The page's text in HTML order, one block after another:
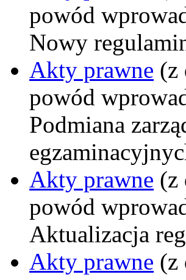
powód
Nowy
Akty prawne (z
powód
Podmiana
Akty prawne (z
powód
Aktualizacja
Akty prawne (z